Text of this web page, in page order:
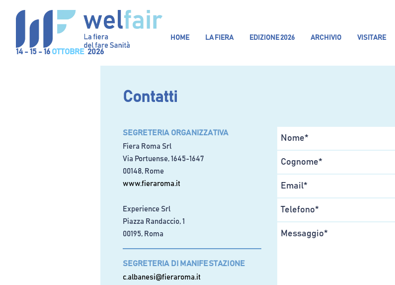
14 - 15 - 16 OTTOBRE 2026
HOME LA FIERA EDIZIONE 2026 ARCHIVIO VISITARE
Contatti
SEGRETERIA ORGANIZZATIVA
Fiera Roma Srl
Via Portuense, 1645-1647
00148, Rome
www.fieraroma.it
Experience Srl
Piazza Randaccio, 1
00195, Roma
SEGRETERIA DI MANIFESTAZIONE
c.albanesi@fieraroma.it